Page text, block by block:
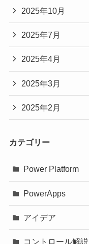
2025年10月
2025年7月
2025年4月
2025年3月
2025年2月
カテゴリー
Power Platform
PowerApps
アイデア
コントロール解説